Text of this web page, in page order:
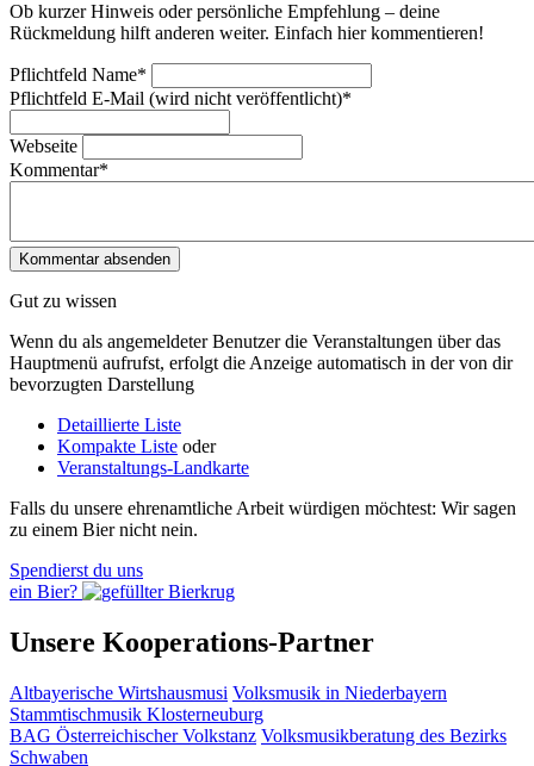
Ob kurzer Hinweis oder persönliche Empfehlung – deine
Rückmeldung hilft anderen weiter. Einfach hier kommentieren!
Pflichtfeld Name*
Pflichtfeld E-Mail (wird nicht veröffentlicht)*
Webseite
Kommentar*
Gut zu wissen
Wenn du als angemeldeter Benutzer die Veranstaltungen über das
Hauptmenü aufrufst, erfolgt die Anzeige automatisch in der von dir
bevorzugten Darstellung
Detaillierte Liste
Kompakte Liste oder
Veranstaltungs-Landkarte
Falls du unsere ehrenamtliche Arbeit würdigen möchtest: Wir sagen
zu einem Bier nicht nein.
Spendierst du uns
ein Bier?
Unsere Kooperations-Partner
Altbayerische Wirtshausmusi Volksmusik in Niederbayern
Stammtischmusik Klosterneuburg
BAG Österreichischer Volkstanz Volksmusikberatung des Bezirks
Schwaben